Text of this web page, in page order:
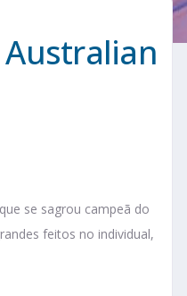
se sagrou campeã do
feitos no individual,